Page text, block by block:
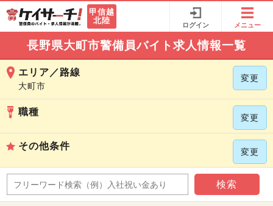
甲信越
北陸
ログイン メニュー
長野県大町市警備員バイト求人情報一覧
エリア／路線
大町市
変更
職種
変更
その他条件
変更
検索